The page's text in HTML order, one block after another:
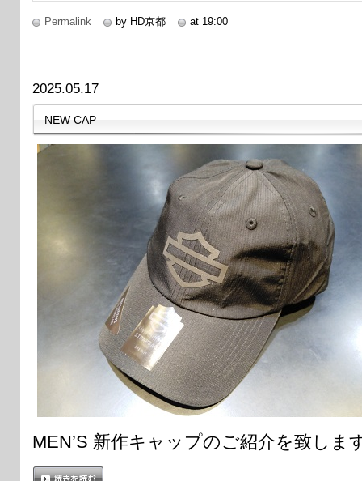
Permalink by HD京都 at 19:00
2025.05.17
NEW CAP
MEN’S 新作キャップのご紹介を致しま